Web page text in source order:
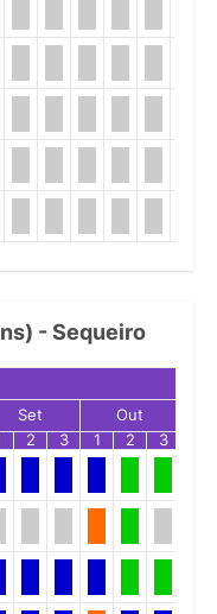
- Sequeiro
Set Out
2 3 1 2 3